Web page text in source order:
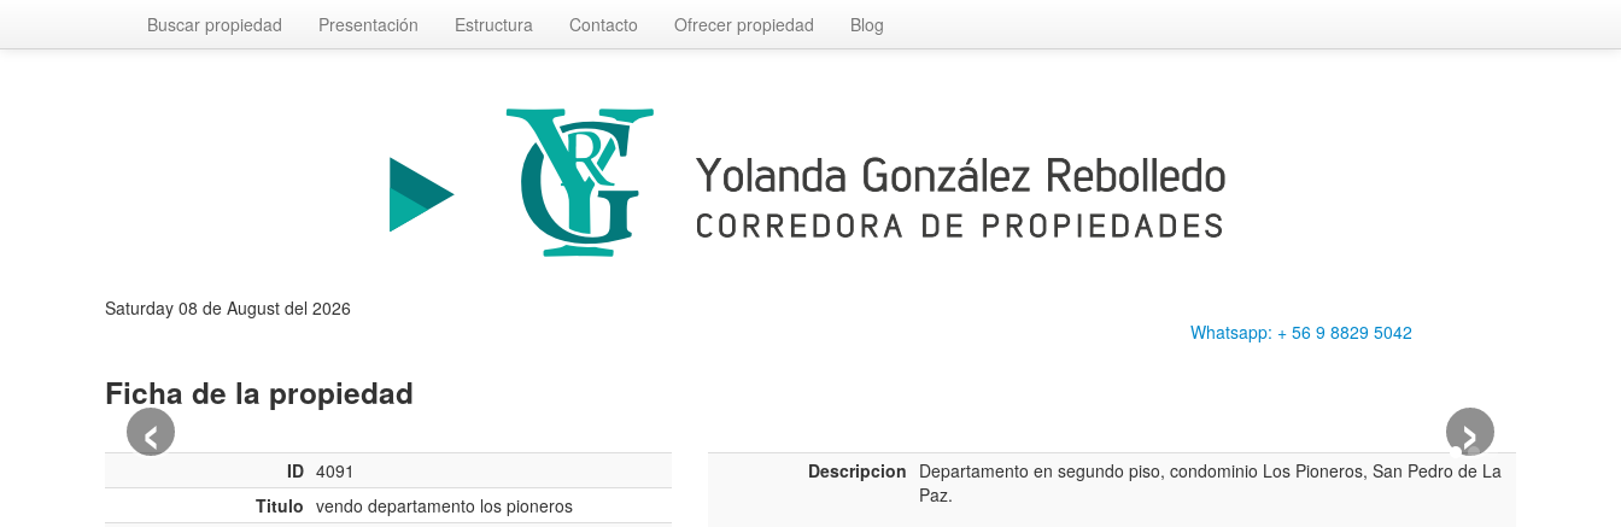
Buscar propiedad Presentación Estructura Contacto Ofrecer propiedad Blog
Saturday 08 de August del 2026
Whatsapp: + 56 9 8829 5042
Ficha de la propiedad
‹ ›
ID 4091
Titulo vendo departamento los pioneros
Descripcion Departamento en segundo piso, condominio Los Pioneros, San Pedro de La
Paz.